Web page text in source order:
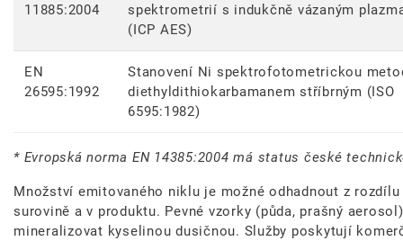
11885:2004
spektrometrií s indukčně vázaným
(ICP AES)
EN
26595:1992
Stanovení Ni spektrofotometrickou
diethyldithiokarbamanem stříbrným (ISO
6595:1982)
* Evropská norma EN 14385:2004 má status české
Množství emitovaného niklu je možné odhadnout z
surovině a v produktu. Pevné vzorky (půda, prašný
mineralizovat kyselinou dusičnou. Služby poskytují